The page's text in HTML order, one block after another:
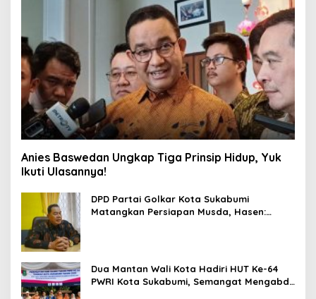
Anies Baswedan Ungkap Tiga Prinsip Hidup, Yuk
Ikuti Ulasannya!
DPD Partai Golkar Kota Sukabumi
Matangkan Persiapan Musda, Hasen:
Dua Mantan Wali Kota Hadiri HUT Ke-64
PWRI Kota Sukabumi, Semangat Mengabdi